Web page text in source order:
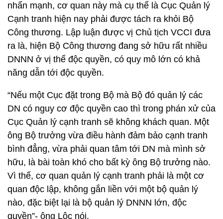
nhấn mạnh, cơ quan này mà cụ thể là Cục Quản lý
Cạnh tranh hiện nay phải được tách ra khỏi Bộ
Công thương. Lập luận được vị Chủ tịch VCCI đưa
ra là, hiện Bộ Công thương đang sở hữu rất nhiều
DNNN ở vị thế độc quyền, có quy mô lớn có khả
năng dẫn tới độc quyền.
“Nếu một Cục đặt trong Bộ mà Bộ đó quản lý các
DN có nguy cơ độc quyền cao thì trong phán xử của
Cục Quản lý cạnh tranh sẽ không khách quan. Một
ông Bộ trưởng vừa điều hành đảm bảo cạnh tranh
bình đẳng, vừa phải quan tâm tới DN mà mình sở
hữu, là bài toàn khó cho bất kỳ ông Bộ trưởng nào.
Vì thế, cơ quan quản lý cạnh tranh phải là một cơ
quan độc lập, không gắn liền với một bộ quản lý
nào, đặc biệt lại là bộ quản lý DNNN lớn, độc
quyền”- ông Lộc nói.